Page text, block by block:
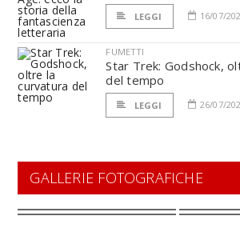
LEGGI 16/07/
FUMETTI
Star Trek: Godshock,
del tempo
LEGGI 26/07/
GALLERIE FOTOGRAFICHE